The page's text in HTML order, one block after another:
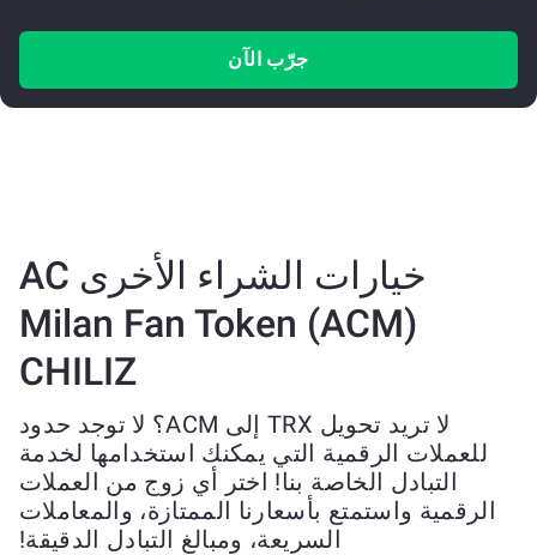
جرّب الآن
خيارات الشراء الأخرى AC
Milan Fan Token (ACM)
CHILIZ
لا تريد تحويل TRX إلى ACM؟ لا توجد حدود
للعملات الرقمية التي يمكنك استخدامها لخدمة
التبادل الخاصة بنا! اختر أي زوج من العملات
الرقمية واستمتع بأسعارنا الممتازة، والمعاملات
السريعة، ومبالغ التبادل الدقيقة!